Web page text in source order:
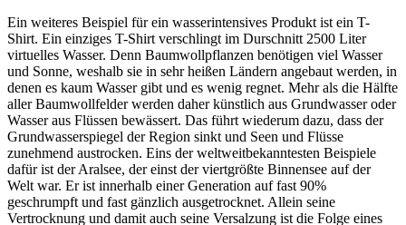
Ein weiteres Beispiel für ein wasserintensives Produkt ist ein T-
Shirt. Ein einziges T-Shirt verschlingt im Durschnitt 2500 Liter
virtuelles Wasser. Denn Baumwollpflanzen benötigen viel Wasser
und Sonne, weshalb sie in sehr heißen Ländern angebaut werden, in
denen es kaum Wasser gibt und es wenig regnet. Mehr als die Hälfte
aller Baumwollfelder werden daher künstlich aus Grundwasser oder
Wasser aus Flüssen bewässert. Das führt wiederum dazu, dass der
Grundwasserspiegel der Region sinkt und Seen und Flüsse
zunehmend austrocken. Eins der weltweitbekanntesten Beispiele
dafür ist der Aralsee, der einst der viertgrößte Binnensee auf der
Welt war. Er ist innerhalb einer Generation auf fast 90%
geschrumpft und fast gänzlich ausgetrocknet. Allein seine
Vertrocknung und damit auch seine Versalzung ist die Folge eines